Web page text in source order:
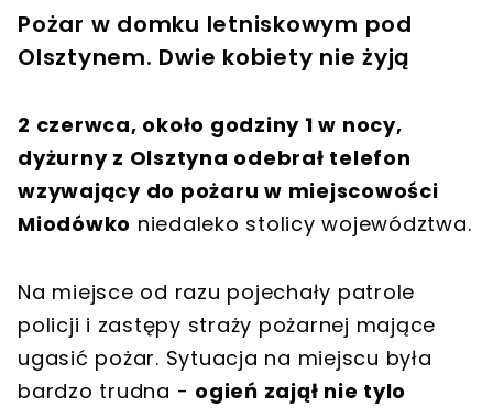
Pożar w domku letniskowym pod
Olsztynem. Dwie kobiety nie żyją
2 czerwca, około godziny 1 w nocy,
dyżurny z Olsztyna odebrał telefon
wzywający do pożaru w miejscowości
Miodówko niedaleko stolicy województwa.
Na miejsce od razu pojechały patrole
policji i zastępy straży pożarnej mające
ugasić pożar. Sytuacja na miejscu była
bardzo trudna - ogień zajął nie tylo